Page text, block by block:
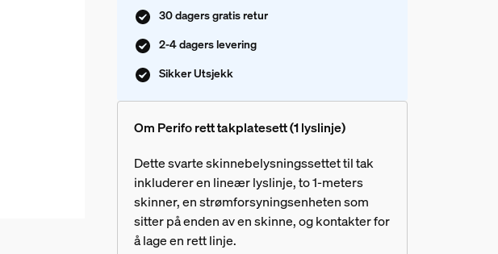
30 dagers gratis retur
2-4 dagers levering
Sikker Utsjekk
Om Perifo rett takplatesett (1 lyslinje)
Dette svarte skinnebelysningssettet til tak
inkluderer en lineær lyslinje, to 1-meters
skinner, en strømforsyningsenheten som
sitter på enden av en skinne, og kontakter for
å lage en rett linje.